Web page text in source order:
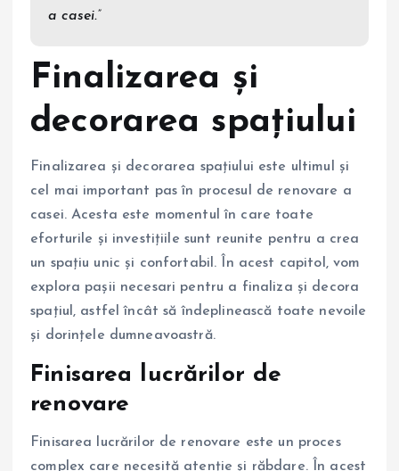
a casei.”
Finalizarea și
decorarea spațiului
Finalizarea și decorarea spațiului este ultimul și
cel mai important pas în procesul de renovare a
casei. Acesta este momentul în care toate
eforturile și investițiile sunt reunite pentru a crea
un spațiu unic și confortabil. În acest capitol, vom
explora pașii necesari pentru a finaliza și decora
spațiul, astfel încât să îndeplinească toate nevoile
și dorințele dumneavoastră.
Finisarea lucrărilor de
renovare
Finisarea lucrărilor de renovare este un proces
complex care necesită atenție și răbdare. În acest